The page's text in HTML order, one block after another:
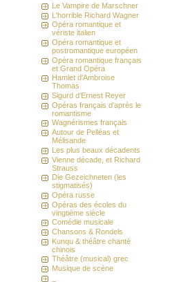
Le Vampire de Marschner
L'horrible Richard Wagner
Opéra romantique et
vériste italien
Opéra romantique et
postromantique européen
Opéra romantique français
et Grand Opéra
Hamlet d'Ambroise
Thomas
Sigurd d'Ernest Reyer
Opéras français d'après le
romantisme
Wagnérismes français
Autour de Pelléas et
Mélisande
Les plus beaux décadents
Vienne décade, et Richard
Strauss
Die Gezeichneten (les
stigmatisés)
Opéra russe
Opéras des écoles du
vingtième siècle
Comédie musicale
Chansons & Rondels
Kunqu & théâtre chanté
chinois
Théâtre (musical) grec
Musique de scène